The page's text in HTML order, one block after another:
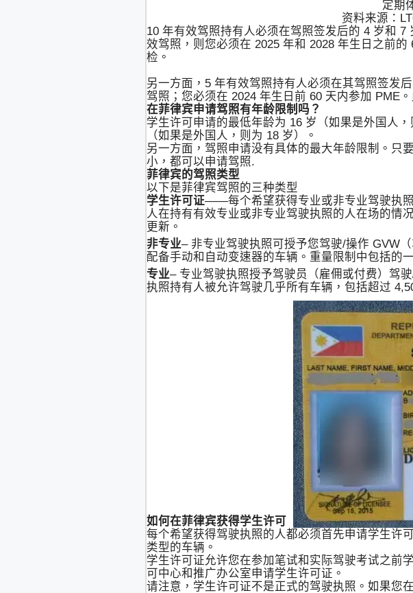
定期
资料来源：
10 年有效驾照持有人必须在驾照签发后的 4 岁和
效驾照，则您必须在 2025 年和 2028 年生日之前
检。
另一方面，5 年有效驾照持有人必须在其驾照签发
驾照；您必须在 2024 年生日前 60 天内参加 PME
在菲律宾申请驾照有年龄限制吗？
学生许可申请的最低年龄为 16 岁（如果是外国人
（如果是外国人，则为 18 岁）。
另一方面，驾照申请没有具体的最大年龄限制。只
小，都可以申请驾照.
菲律宾的驾照类型
以下是菲律宾驾照的三种类型
学生许可证——每个希望获得专业或非专业驾驶执
人在持有有效专业或非专业驾驶执照的人在场的情
更新。
非专业– 非专业驾驶执照可授予您驾驶/操作 GVW
配备手动和自动变速器的车辆。重量限制中包括的
专业– 专业驾驶执照授予驾驶员（雇佣或付费）驾
执照持有人被允许驾驶几乎所有车辆，包括超过
如何在菲律宾获得学生许可
每个希望获得驾驶执照的人都必须首先申请学生许
类型的车辆。
学生许可证允许您在参加笔试和实际驾驶考试之前
可中心和推广办公室申请学生许可证。
请注意，学生许可证不是正式的驾驶执照。如果您